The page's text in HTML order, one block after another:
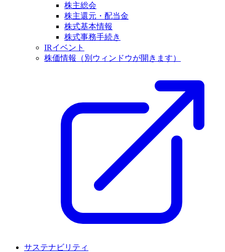
株主総会
株主還元・配当金
株式基本情報
株式事務手続き
IRイベント
株価情報
（別ウィンドウが開きます）
サステナビリティ